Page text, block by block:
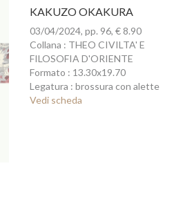
KAKUZO OKAKURA
03/04/2024, pp. 96, € 8.90
Collana : THEO CIVILTA' E
FILOSOFIA D'ORIENTE
Formato : 13.30x19.70
Legatura : brossura con alette
Vedi scheda